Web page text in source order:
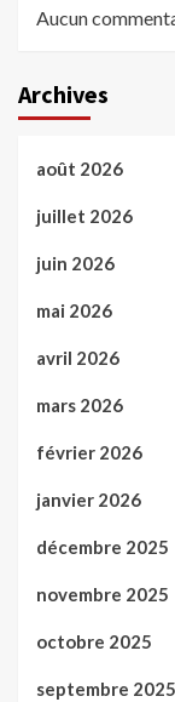
Aucun
Archives
août 2026
juillet 2026
juin 2026
mai 2026
avril 2026
mars 2026
février 2026
janvier 2026
décembre 2025
novembre 2025
octobre 2025
septembre 2025